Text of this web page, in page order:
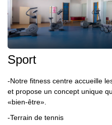
Sport
-Notre fitness centre accueille
et propose un concept unique
«bien-être».
-Terrain de tennis